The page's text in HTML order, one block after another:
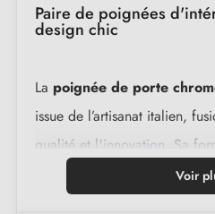
Paire de poignées
design chic
La poignée de porte
issue de l’artisanat italien,
qualité et l'innovation. Sa
plaque fine et un manche
Voir